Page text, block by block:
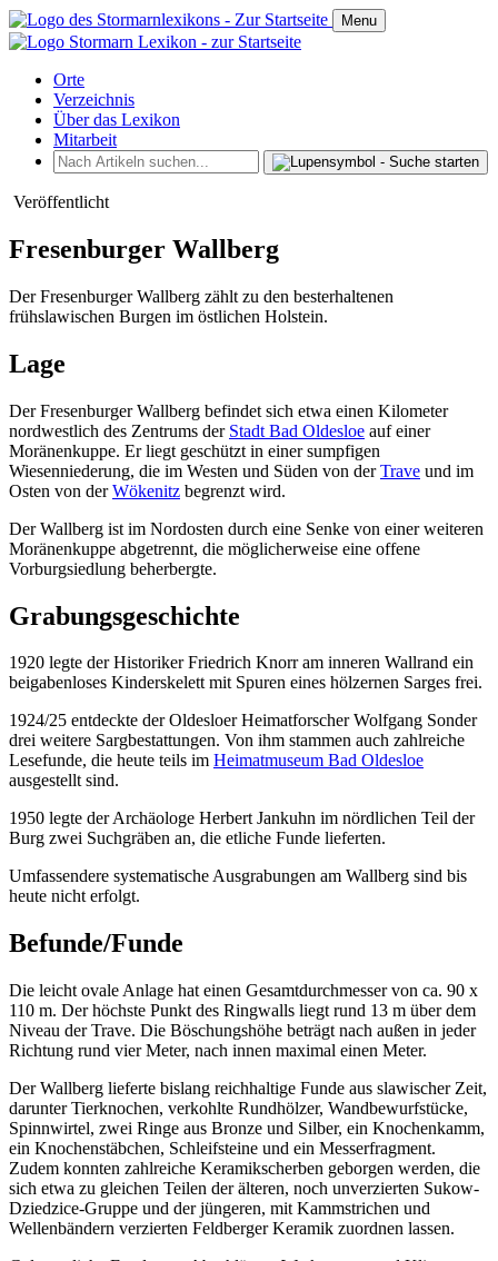
Menu
Orte
Verzeichnis
Über das Lexikon
Mitarbeit
Veröffentlicht
Fresenburger Wallberg
Der Fresenburger Wallberg zählt zu den besterhaltenen
frühslawischen Burgen im östlichen Holstein.
Lage
Der Fresenburger Wallberg befindet sich etwa einen Kilometer
nordwestlich des Zentrums der Stadt Bad Oldesloe auf einer
Moränenkuppe. Er liegt geschützt in einer sumpfigen
Wiesenniederung, die im Westen und Süden von derTrave und im
Osten von derWökenitz begrenzt wird.
Der Wallberg ist im Nordosten durch eine Senke von einer weiteren
Moränenkuppe abgetrennt, die möglicherweise eine offene
Vorburgsiedlung beherbergte.
Grabungsgeschichte
1920 legte der Historiker Friedrich Knorr am inneren Wallrand ein
beigabenloses Kinderskelett mit Spuren eines hölzernen Sarges frei.
1924/25 entdeckte der Oldesloer Heimatforscher Wolfgang Sonder
drei weitere Sargbestattungen. Von ihm stammen auch zahlreiche
Lesefunde, die heute teils im Heimatmuseum Bad Oldesloe
ausgestellt sind.
1950 legte der Archäologe Herbert Jankuhn im nördlichen Teil der
Burg zwei Suchgräben an, die etliche Funde lieferten.
Umfassendere systematische Ausgrabungen am Wallberg sind bis
heute nicht erfolgt.
Befunde/Funde
Die leicht ovale Anlage hat einen Gesamtdurchmesser von ca. 90 x
110 m. Der höchste Punkt des Ringwalls liegt rund 13 m über dem
Niveau der Trave. Die Böschungshöhe beträgt nach außen in jeder
Richtung rund vier Meter, nach innen maximal einen Meter.
Der Wallberg lieferte bislang reichhaltige Funde aus slawischer Zeit,
darunter Tierknochen, verkohlte Rundhölzer, Wandbewurfstücke,
Spinnwirtel, zwei Ringe aus Bronze und Silber, ein Knochenkamm,
ein Knochenstäbchen, Schleifsteine und ein Messerfragment.
Zudem konnten zahlreiche Keramikscherben geborgen werden, die
sich etwa zu gleichen Teilen der älteren, noch unverzierten Sukow-
Dziedzice-Gruppe und der jüngeren, mit Kammstrichen und
Wellenbändern verzierten Feldberger Keramik zuordnen lassen.